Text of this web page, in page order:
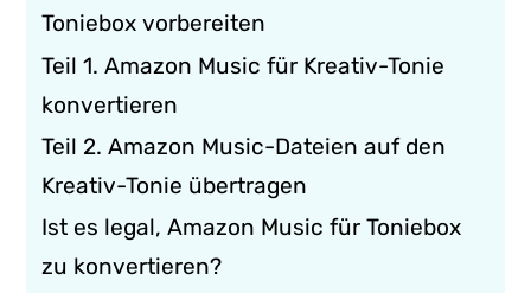
Toniebox vorbereiten
Teil 1. Amazon Music für Kreativ-Tonie
konvertieren
Teil 2. Amazon Music-Dateien auf den
Kreativ-Tonie übertragen
Ist es legal, Amazon Music für Toniebox
zu konvertieren?